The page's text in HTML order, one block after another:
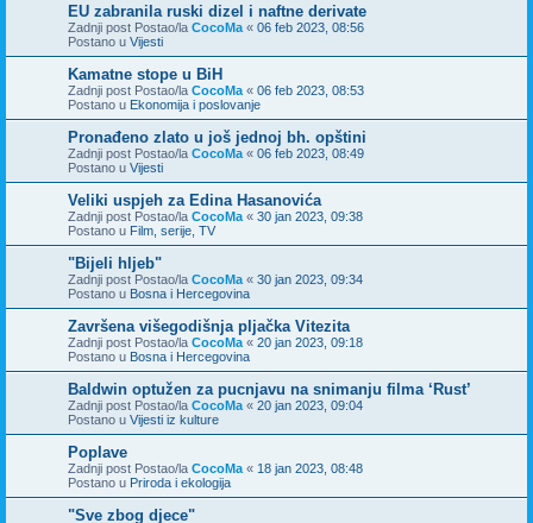
EU zabranila ruski dizel i naftne derivate
Zadnji post Postao/la CocoMa « 06 feb 2023, 08:56
Postano u Vijesti
Kamatne stope u BiH
Zadnji post Postao/la CocoMa « 06 feb 2023, 08:53
Postano u Ekonomija i poslovanje
Pronađeno zlato u još jednoj bh. opštini
Zadnji post Postao/la CocoMa « 06 feb 2023, 08:49
Postano u Vijesti
Veliki uspjeh za Edina Hasanovića
Zadnji post Postao/la CocoMa « 30 jan 2023, 09:38
Postano u Film, serije, TV
"Bijeli hljeb"
Zadnji post Postao/la CocoMa « 30 jan 2023, 09:34
Postano u Bosna i Hercegovina
Završena višegodišnja pljačka Vitezita
Zadnji post Postao/la CocoMa « 20 jan 2023, 09:18
Postano u Bosna i Hercegovina
Baldwin optužen za pucnjavu na snimanju filma ‘Rust’
Zadnji post Postao/la CocoMa « 20 jan 2023, 09:04
Postano u Vijesti iz kulture
Poplave
Zadnji post Postao/la CocoMa « 18 jan 2023, 08:48
Postano u Priroda i ekologija
"Sve zbog djece"